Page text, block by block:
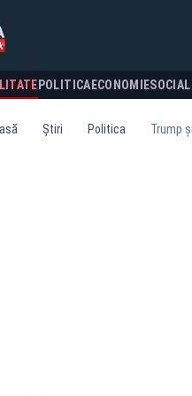
POLITICA ECONOMIESOCIAL
Știri Politica Trump